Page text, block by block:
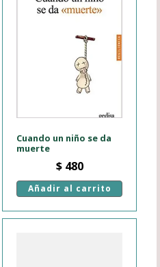
Cuando un niño se da
muerte
$480
Añadir al carrito